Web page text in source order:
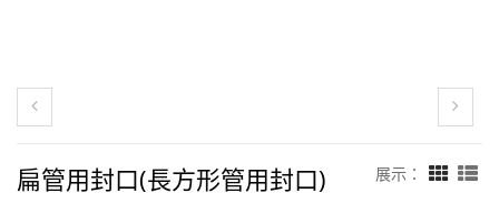
扁管用封口(長方形管用封口) 展示：